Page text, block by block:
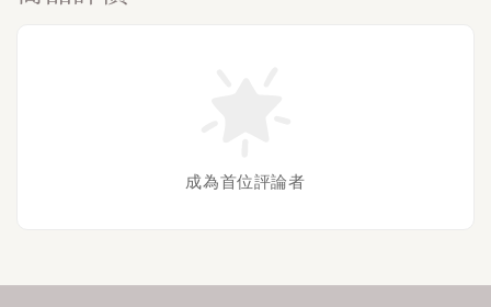
成為首位評論者